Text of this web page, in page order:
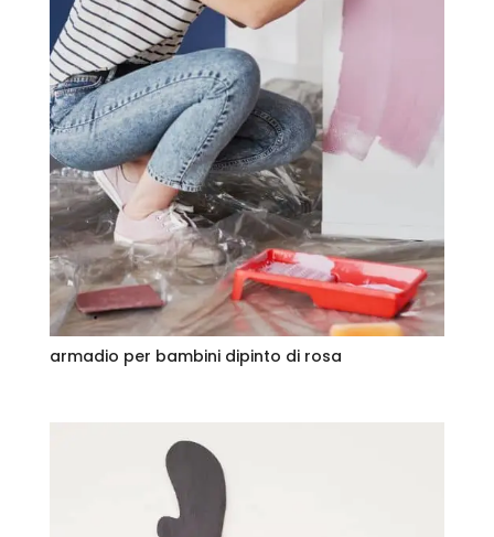
armadio per bambini dipinto di rosa